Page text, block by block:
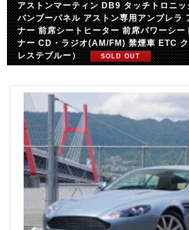
アストンマーティン DB9 タッチトロニ
バンブーパネル アストン専用アンブレラ
ナー 前席シートヒーター 前席パワーシ
ナー CD・ラジオ(AM/FM) 禁煙車 ETC
レステブルー）
SOLD OUT